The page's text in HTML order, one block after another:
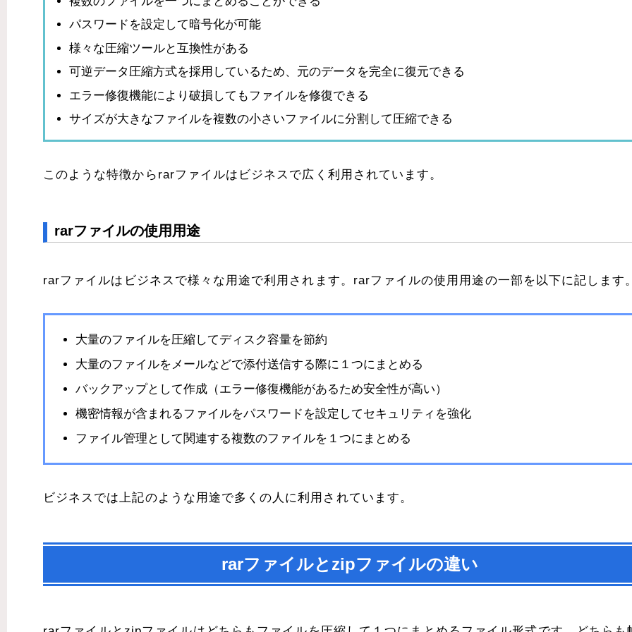
パスワードを設定して暗号化が可能
様々な圧縮ツールと互換性がある
可逆データ圧縮方式を採用しているため、元のデータを完全に復元できる
エラー修復機能により破損してもファイルを修復できる
サイズが大きなファイルを複数の小さいファイルに分割して圧縮できる
このような特徴からrarファイルはビジネスで広く利用されています。
rarファイルの使用用途
rarファイルはビジネスで様々な用途で利用されます。rarファイルの使用用途の一部を以下に記します
大量のファイルを圧縮してディスク容量を節約
大量のファイルをメールなどで添付送信する際に１つにまとめる
バックアップとして作成（エラー修復機能があるため安全性が高い）
機密情報が含まれるファイルをパスワードを設定してセキュリティを強化
ファイル管理として関連する複数のファイルを１つにまとめる
ビジネスでは上記のような用途で多くの人に利用されています。
rarファイルとzipファイルの違い